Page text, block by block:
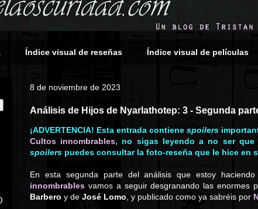
Índice visual de reseñas Índice visual de películas
8 de noviembre de 2023
Análisis de Hijos de Nyarlathotep: 3 - Segunda
¡ADVERTENCIA! Esta entrada contienespoilers
Cultos innombrables, no sigas leyendo a no ser que
spoilers puedes consultar la foto-reseña que le hice en
En esta segunda parte del análisis que estoy
innombrables vamos a seguir desgranando las enormes
Barbero y de José Lomo , y publicado como ya sabréis por